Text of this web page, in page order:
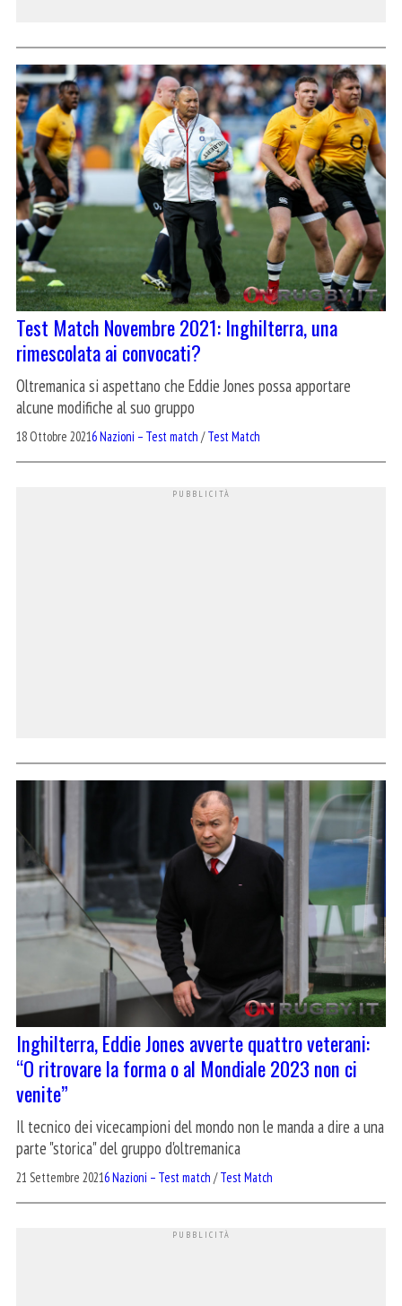
Test Match Novembre 2021: Inghilterra, una
rimescolata ai convocati?
Oltremanica si aspettano che Eddie Jones possa apportare
alcune modifiche al suo gruppo
18 Ottobre 20216 Nazioni – Test match /Test Match
Inghilterra, Eddie Jones avverte quattro veterani:
“O ritrovare la forma o al Mondiale 2023 non ci
venite”
Il tecnico dei vicecampioni del mondo non le manda a dire a una
parte "storica" del gruppo d'oltremanica
21 Settembre 20216 Nazioni – Test match /Test Match